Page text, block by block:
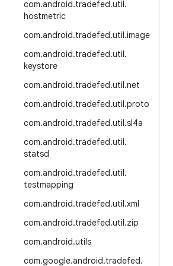
com.android.tradefed.util.
hostmetric
com.android.tradefed.util.image
com.android.tradefed.util.
keystore
com.android.tradefed.util.net
com.android.tradefed.util.proto
com.android.tradefed.util.sl4a
com.android.tradefed.util.
statsd
com.android.tradefed.util.
testmapping
com.android.tradefed.util.xml
com.android.tradefed.util.zip
com.android.utils
com.google.android.tradefed.